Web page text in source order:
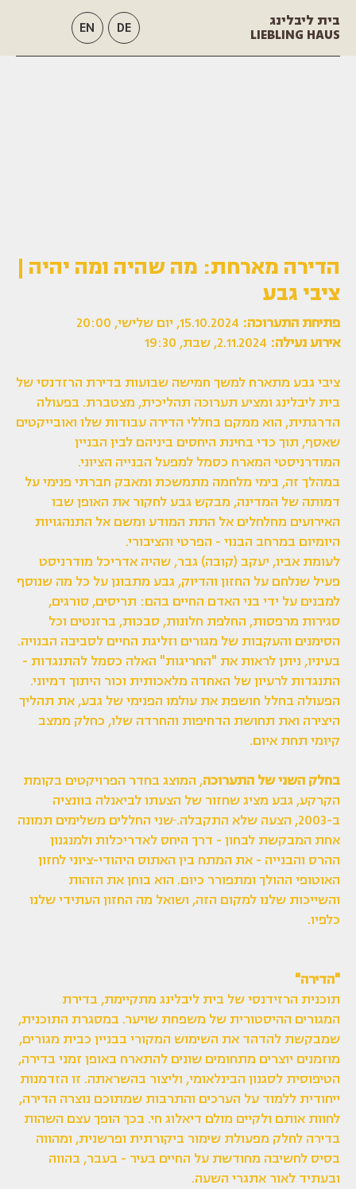
הדירה מארחת: מה שהיה ומה יהיה |
ציבי גבע
פתיחת התערוכה:
אירוע נעילה: 2.11.2024, שבת, 19:30
ציבי גבע מתארח למשך חמישה שבועות בדירת הרזדנסי של
בית ליבלינג ומציע תערוכה תהליכית, מצטברת. בפעולה
הדרגתית, הוא ממקם בחללי הדירה עבודות שלו ואובייקטים
שאסף, תוך כדי בחינת היחסים ביניהם לבין הבניין
המודרניסטי המארח כסמל למפעל הבנייה הציוני.
במהלך זה, בימי מלחמה מתמשכת ומאבק חברתי פנימי על
דמותה של המדינה, מבקש גבע לחקור את האופן שבו
האירועים מחלחלים אל התת המודע ומשם אל התנהגויות
היומיום במרחב הבנוי - הפרטי והציבורי.
לעומת אביו, יעקב (קובה) גבר, שהיה אדריכל מודרניסט
פעיל שנלחם על החזון והדיוק, גבע מתבונן על כל מה שנוסף
למבנים על ידי בני האדם החיים בהם: תריסים, סורגים,
סגירות מרפסות, החלפת חלונות, סבכות, ברזנטים וכל
הסימנים והעקבות של מגורים וזליגת החיים לסביבה הבנויה.
בעיניו, ניתן לראות את "החריגות" האלה כסמל להתנגדות -
התנגדות לרעיון של האחדה מלאכותית וכור היתוך דמיוני.
הפעולה בחלל חושפת את עולמו הפנימי של גבע, את תהליך
היצירה ואת תחושת הדחיפות והחרדה שלו, כחלק ממצב
קיומי תחת איום.
בחלק השני של התערוכה, המוצג בחדר הפרויקטים בקומת
הקרקע, גבע מציג שחזור של הצעתו לביאנלה בוונציה
ב-2003, הצעה שלא התקבלה.
שני החללים משלימים תמונה
אחת המבקשת לבחון - דרך היחס לאדריכלות ולמנגנון
ההרס והבנייה - את המתח בין האתוס היהודי-ציוני לחזון
האוטופי ההולך ומתפורר כיום. הוא בוחן את הזהות
והשייכות שלנו למקום הזה, ושואל מה החזון העתידי שלנו
כלפיו.
"הדירה"
תוכנית הרזידנסי של בית ליבלינג מתקיימת, בדירת
המגורים ההיסטורית של משפחת שויער. במסגרת התוכנית,
שמבקשת להדהד את השימוש המקורי בבניין כבית מגורים,
מוזמנים יוצרים מתחומים שונים להתארח באופן זמני בדירה,
הטיפוסית לסגנון הבינלאומי, וליצור בהשראתה. זו הזדמנות
ייחודית ללמוד על הערכים והתרבות שמתוכם נוצרה הדירה,
לחוות אותם ולקיים מולם דיאלוג חי. בכך הופך עצם השהות
בדירה לחלק מפעולת שימור ביקורתית ופרשנית, ומהווה
בסיס לחשיבה מחודשת על החיים בעיר - בעבר, בהווה
ובעתיד לאור אתגרי השעה.
בית ליבלינג
LIEBLING HAUS
EN DE